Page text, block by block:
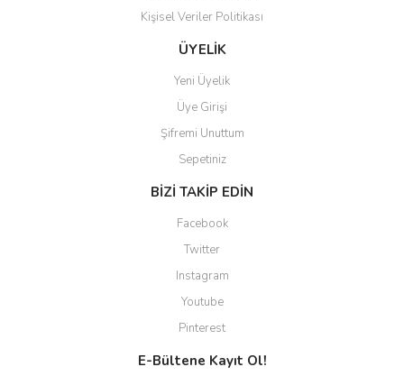
Gönder
Kişisel Veriler Politikası
ÜYELİK
Yeni Üyelik
Üye Girişi
Şifremi Unuttum
Sepetiniz
BİZİ TAKİP EDİN
Facebook
Twitter
Instagram
Youtube
Pinterest
E-Bültene Kayıt Ol!